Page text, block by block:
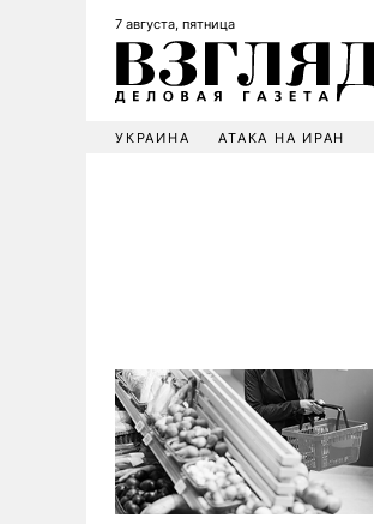
7 августа, пятница
УКРАИНА АТАКА НА ИРАН